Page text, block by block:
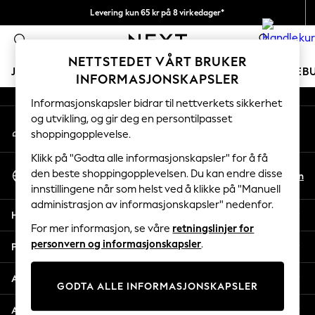
Levering kun 65 kr på 8 virkedager*
Vi betaler alle tollavgifter 0
JENTER GUTTER BABY KVINNER MENN
GIRLS
New In
50 - 92cm
98 - 110cm
116 - 134cm
140 - 174cm
Trending: Top & Short Sets
Trending: Clogs
Toy Story
THE SET
Coats & Jackets
Sweatshirts & Hoodies
An error occurred on client
Våre sosiale nettverk
Min konto
Logg inn på kontoen din
Velg Språk
Norsk
No En
Hjelp
Personvern & Juridisk
Avdelinger
Andre tjenester
NETTSTEDET VÅRT BRUKER
INFORMASJONSKAPSLER
Informasjonskapsler bidrar til nettverkets sikkerhet
og utvikling, og gir deg en persontilpasset
shoppingopplevelse.
Klikk på "Godta alle informasjonskapsler" for å få
den beste shoppingopplevelsen. Du kan endre disse
innstillingene når som helst ved å klikke på "Manuell
administrasjon av informasjonskapsler" nedenfor.
For mer informasjon, se våre retningslinjer for
personvern og informasjonskapsler.
GODTA ALLE INFORMASJONSKAPSLER